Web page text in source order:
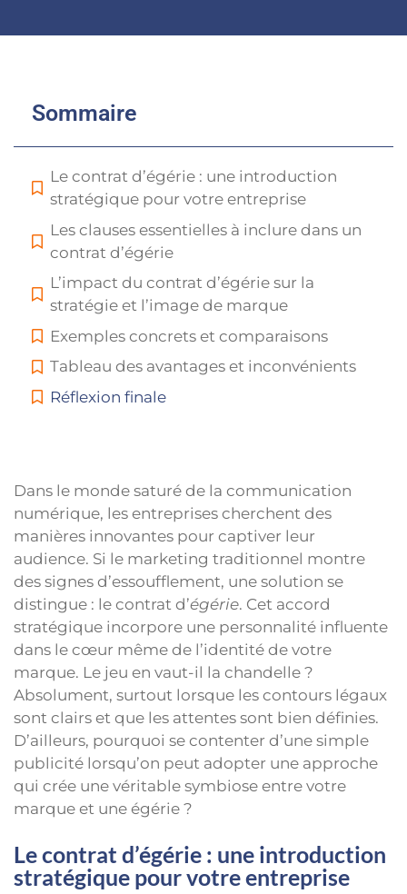
Sommaire
Le contrat d’égérie : une introduction
stratégique pour votre entreprise
Les clauses essentielles à inclure dans un
contrat d’égérie
L’impact du contrat d’égérie sur la
stratégie et l’image de marque
Exemples concrets et comparaisons
Tableau des avantages et inconvénients
Réflexion finale
Dans le monde saturé de la communication
numérique, les entreprises cherchent des
manières innovantes pour captiver leur
audience. Si le marketing traditionnel montre
des signes d’essoufflement, une solution se
distingue : le contrat d’égérie. Cet accord
stratégique incorpore une personnalité influente
dans le cœur même de l’identité de votre
marque. Le jeu en vaut-il la chandelle ?
Absolument, surtout lorsque les contours légaux
sont clairs et que les attentes sont bien définies.
D’ailleurs, pourquoi se contenter d’une simple
publicité lorsqu’on peut adopter une approche
qui crée une véritable symbiose entre votre
marque et une égérie ?
Le contrat d’égérie : une introduction
stratégique pour votre entreprise